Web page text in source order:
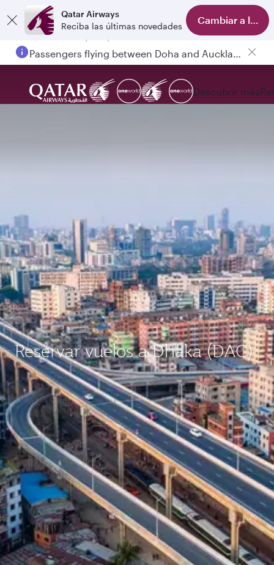
Qatar Airways
Reciba las últimas novedades
Cambiar a la
Descubrir más
Reservar vuelos a Dhaka (DAC)